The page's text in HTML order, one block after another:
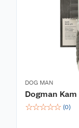
DOG MAN
Dogman
☆☆☆☆☆ (0)